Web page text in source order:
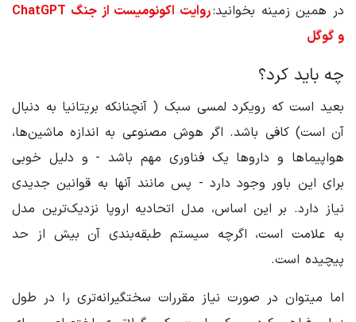
در همین زمینه بخوانید:
روایت اکونومیست از جنگ ChatGPT
و گوگل
چه باید کرد؟
بعید است که رویکرد لمسی سبک ( آنچنانکه بریتانیا به دنبال
آن است) کافی باشد. اگر هوش مصنوعی به اندازه ماشین‌ها،
هواپیماها و داروها یک فناوری مهم باشد - و دلیل خوبی
برای این باور وجود دارد - پس مانند آنها به قوانین جدیدی
نیاز دارد. بر این اساس، مدل اتحادیه اروپا نزدیک‌ترین مدل
به علامت است، اگرچه سیستم طبقه‌بندی آن بیش از حد
پیچیده است.
اما میتوان در صورت نیاز مقررات سختگیرانه‌تری را در طول